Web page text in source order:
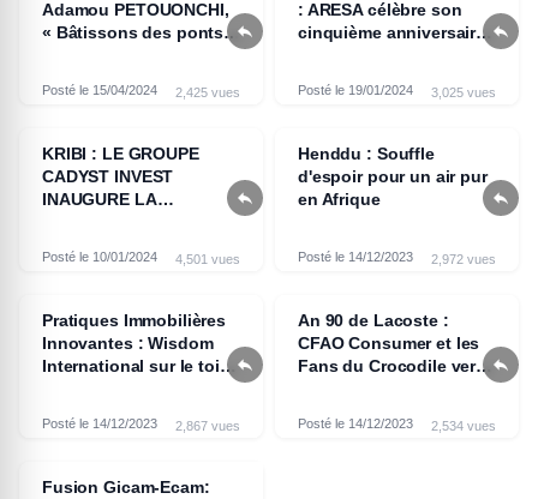
Adamou PETOUONCHI,
« Bâtissons des ponts
Posté le 15/04/2024 2,425 vues

: ARESA célèbre son
cinquième anniversaire
Posté le 19/01/2024 3,025 vues

KRIBI : LE GROUPE
CADYST INVEST
INAUGURE LA
AGRO INDUSTRIELLE
LA PASTA
Posté le 10/01/2024 4,501 vues

Henddu : Souffle
d'espoir pour un air pur
en Afrique
Posté le 14/12/2023 2,972 vues

Pratiques Immobilières
Innovantes : Wisdom
International sur le toit
Posté le 14/12/2023 2,867 vues

An 90 de Lacoste :
CFAO Consumer et les
Fans du Crocodile vert
Posté le 14/12/2023 2,534 vues

Fusion Gicam-Ecam: